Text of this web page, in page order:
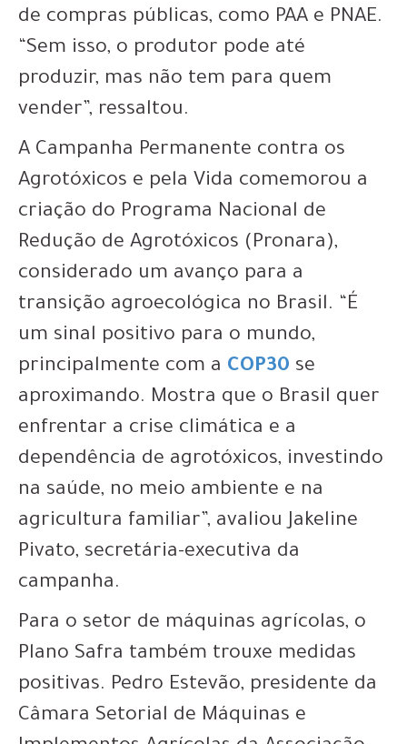
de compras públicas, como PAA e PNAE.
“Sem isso, o produtor pode até
produzir, mas não tem para quem
vender”, ressaltou.
A Campanha Permanente contra os
Agrotóxicos e pela Vida comemorou a
criação do Programa Nacional de
Redução de Agrotóxicos (Pronara),
considerado um avanço para a
transição agroecológica no Brasil. “É
um sinal positivo para o mundo,
principalmente com a COP30 se
aproximando. Mostra que o Brasil quer
enfrentar a crise climática e a
dependência de agrotóxicos, investindo
na saúde, no meio ambiente e na
agricultura familiar”, avaliou Jakeline
Pivato, secretária-executiva da
campanha.
Para o setor de máquinas agrícolas, o
Plano Safra também trouxe medidas
positivas. Pedro Estevão, presidente da
Câmara Setorial de Máquinas e